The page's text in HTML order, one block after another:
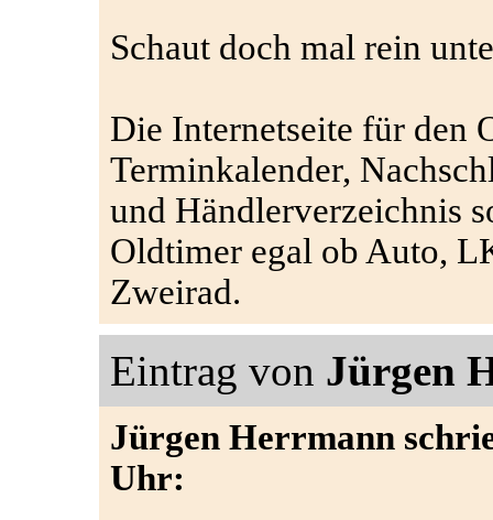
Schaut doch mal rein
Die Internetseite für den
Terminkalender,
und Händlerverzeichnis
Oldtimer egal ob Auto,
Zweirad.
Eintrag von Jürgen
Jürgen Herrmann
Uhr: